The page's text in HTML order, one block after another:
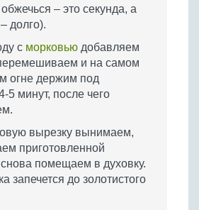
обжечься – это секунда, а
долго).
с морковью добавляем
и на самом
огне держим под
5 минут, после чего
вырезку вынимаем,
приготовленной
помещаем в духовку.
запечется до золотистого